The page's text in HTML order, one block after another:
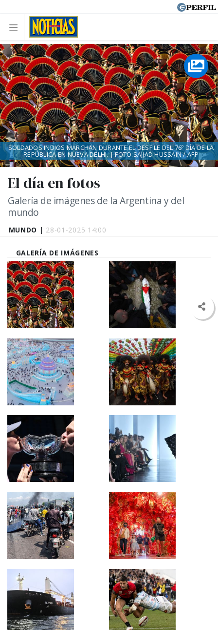
MUNDO | 28-01-2025 14:00
El día en fotos
Galería de imágenes de la Argentina y del
mundo
SOLDADOS INDIOS MARCHAN DURANTE EL DESFILE DEL 76º DÍA DE LA
REPÚBLICA EN NUEVA DELHI. | FOTO:SAJJAD HUSSAIN / AFP
GALERÍA DE IMÁGENES